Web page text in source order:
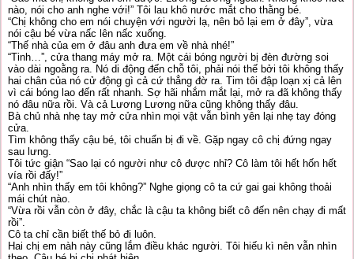
nào, nói cho anh nghe với!” Tôi lau khô nước mắt cho thằng bé.
“Chị không cho em nói chuyện với người lạ, nên bỏ lại em ở đây”, vừa
nói cậu bé vừa nấc lên nấc xuống.
“Thế nhà của em ở đâu anh đưa em về nhà nhé!”
“Tinh…”, cửa thang máy mở ra. Một cái bóng người bị đèn đường soi
vào dài ngoằng ra. Nó di động đến chỗ tôi, phải nói thế bởi tôi không thấy
hai chân của nó cử động gì cả cứ thẳng đờ ra. Tim tôi đập loạn xị cả lên
vì cái bóng lao đến rất nhanh. Sợ hãi nhắm mắt lại, mở ra đã không thấy
nó đâu nữa rồi. Và cả Lương Lương nữa cũng không thấy đâu.
Bà chủ nhà nhẹ tay mở cửa nhìn mọi vật vẫn bình yên lại nhẹ tay đóng
cửa.
Tìm không thấy cậu bé, tôi chuẩn bị đi về. Gặp ngay cô chị đứng ngay
sau lưng.
Tôi tức giận “Sao lại có người như cô được nhỉ? Cô làm tôi hết hốn hết
vía rồi đấy!”
“Anh nhìn thấy em tôi không?” Nghe giọng cô ta cứ gai gai không thoải
mái chút nào.
“Vừa rồi vẫn còn ở đây, chắc là cậu ta không biết cô đến nên chạy đi mất
rồi”.
Cô ta chỉ cần biết thế bỏ đi luôn.
Hai chị em nàh này cũng lắm điều khác người. Tôi hiếu kì nên vẫn nhìn